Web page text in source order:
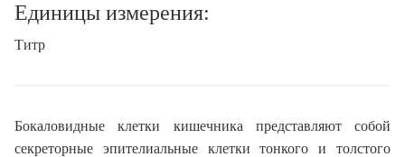
Единицы измерения:
Титр
Бокаловидные клетки кишечника представляют собой
секреторные эпителиальные клетки тонкого и толстого